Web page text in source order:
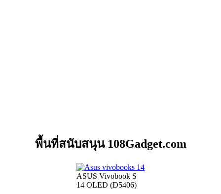
พื้นที่สนับสนุน 108Gadget.com
ASUS Vivobook S
14 OLED (D5406)